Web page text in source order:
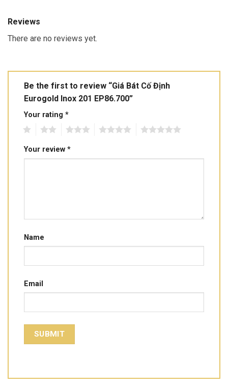
Reviews
There are no reviews yet.
Be the first to review “Giá Bát Cố Định
Eurogold Inox 201 EP86.700”
Your rating *
Your review *
Name
Email